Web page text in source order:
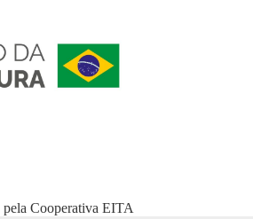
pela Cooperativa EITA